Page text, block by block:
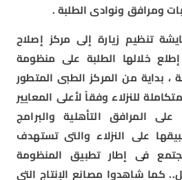
ومرافق ونوادى الطلبة .
تنظيم زيارة إلى مركز إصلاح
حيث إطلع خلالها الطلبة على منظومة
، بداية من المركز الطبى المتطور
للنزلاء وفقاً لأعلى المعايير
على المرافق التأهلية والبرامج
على النزلاء والتى تستهدف
فى إطار تطبيق المنظومة
كما شاهدوا مصانع الإنتاج التى